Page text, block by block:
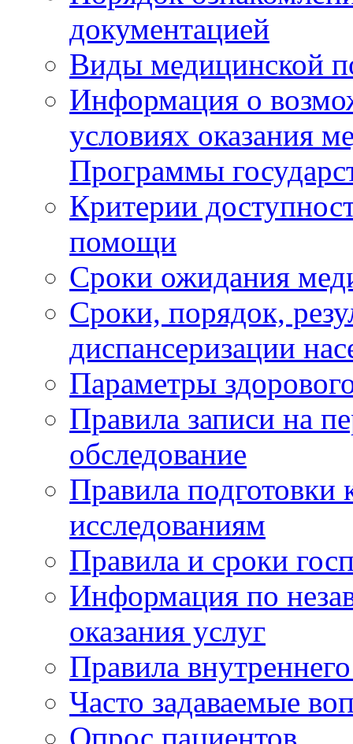
документацией
Виды медицинской
Информация о
условиях оказания
Программы
Критерии
помощи
Сроки ожидания
Сроки, порядок,
диспансеризации
Параметры
Правила записи на
обследование
Правила подготовки
исследованиям
Правила и сроки
Информация по
оказания услуг
Правила
Часто задаваемые